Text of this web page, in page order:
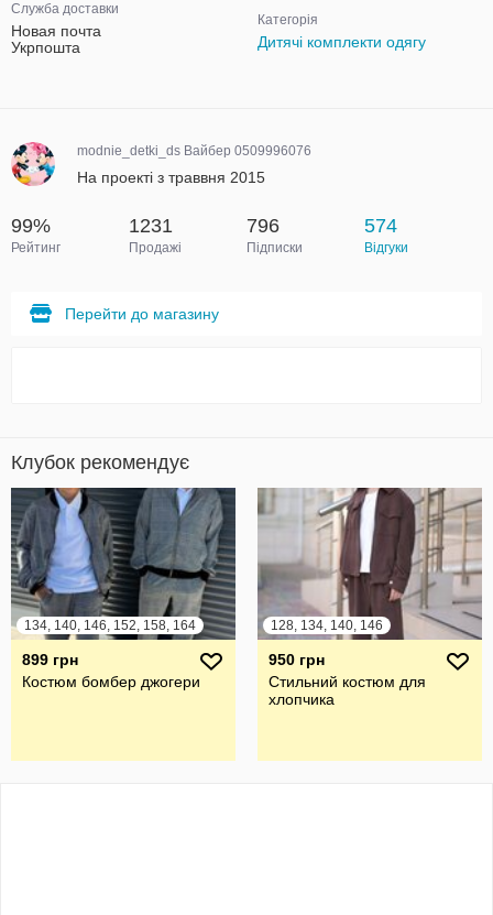
Служба доставки
Новая почта
Укрпошта
Категорія
Дитячі комплекти одягу
modnie_detki_ds Вайбер 0509996076
На проекті з траввня 2015
99%
Рейтинг
1231
Продажі
796
Підписки
574
Відгуки
Перейти до магазину
Клубок рекомендує
134, 140, 146, 152, 158, 164
899 грн
Костюм бомбер джогери
128, 134, 140, 146
950 грн
Стильний костюм для
хлопчика